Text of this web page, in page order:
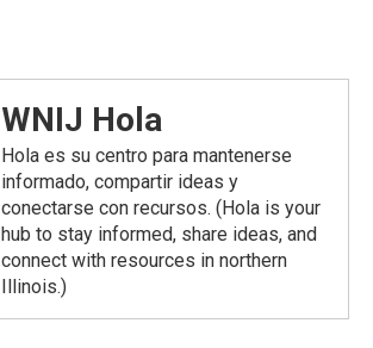
WNIJ Hola
Hola es su centro para mantenerse
informado, compartir ideas y
conectarse con recursos. (Hola is your
hub to stay informed, share ideas, and
connect with resources in northern
Illinois.)